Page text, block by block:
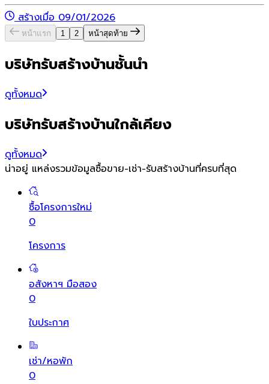
สร้างเมื่อ 09/01/2026
หน้าแรก 1 2 หน้าสุดท้าย
บริษัทรับสร้างบ้านชั้นนำ
ดูทั้งหมด
บริษัทรับสร้างบ้านใกล้เคียง
ดูทั้งหมด
น่าอยู่ แหล่งรวมข้อมูลซื้อขาย-เช่า-รับสร้างบ้านที่ครบที่สุด
ซื้อโครงการใหม่
0
โครงการ
อสังหาฯ มือสอง
0
ใบประกาศ
เช่า/หอพัก
0